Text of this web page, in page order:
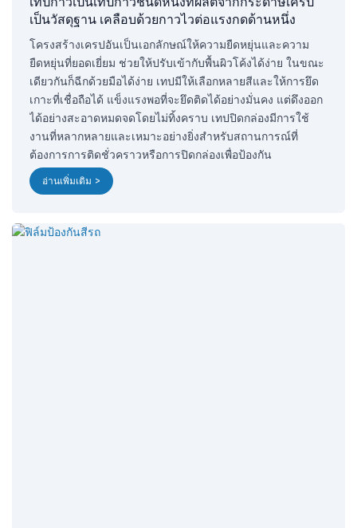
เป็นวัสดุฐาน เคลือบด้วยกาวไวต่อแรงกดด้านหนึ่ง
โครงสร้างเครปอันเป็นเอกลักษณ์ให้ความยืดหยุ่นและความ
ยืดหยุ่นที่ยอดเยี่ยม ช่วยให้ปรับเข้ากับพื้นผิวโค้งได้ง่าย ในขณะ
เดียวกันก็ฉีกด้วยมือได้ง่าย เทปมีให้เลือกหลายสีและให้การยึด
เกาะที่เชื่อถือได้ แข็งแรงพอที่จะยึดติดได้อย่างมั่นคง แต่ดึงออก
ได้อย่างสะอาดหมดจดโดยไม่ทิ้งคราบ เทปปิดกล่องมีการใช้
งานที่หลากหลายและเหมาะอย่างยิ่งสำหรับสถานการณ์ที่
ต้องการการติดชั่วคราวหรือการปิดกล่องเพื่อป้องกัน
อ่านเพิ่มเติม >